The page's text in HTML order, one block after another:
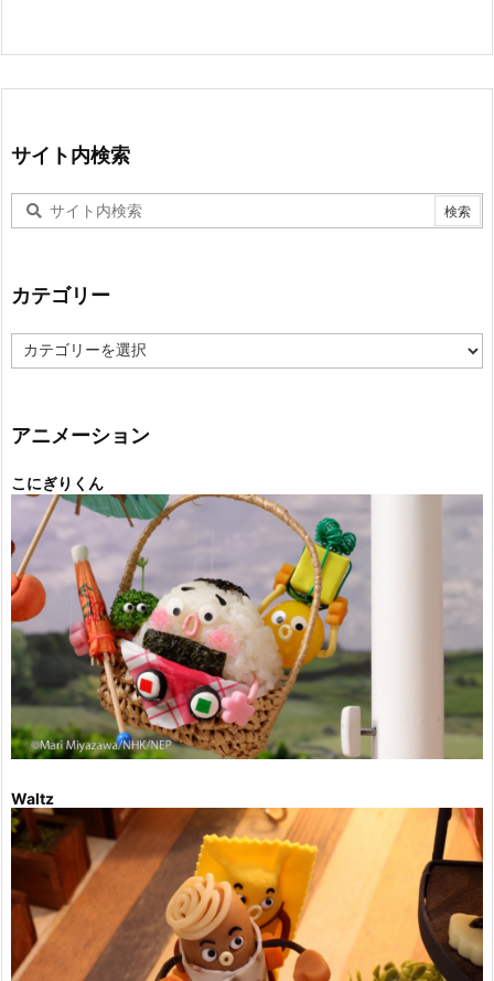
サイト内検索
カテゴリー
テ
ー
アニメーション
こにぎりくん
Waltz